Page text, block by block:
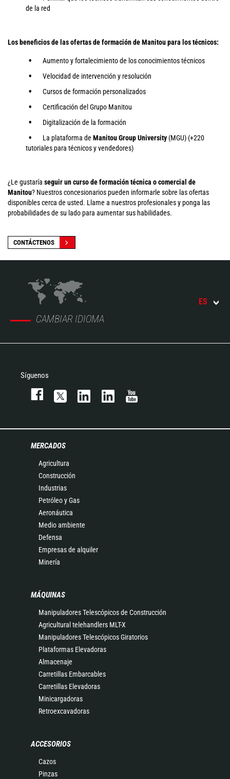
de la red
Los beneficios de las ofertas de formación de Manitou para los técnicos:
Aumento y fortalecimiento de los conocimientos técnicos
Velocidad de intervención y resolución
Cursos de formación personalizados
Certificación del Grupo Manitou
Digitalización de la formación
La plataforma de Manitou Group University (MGU) (+220
tutoriales para técnicos y vendedores)
¿Le gustaría seguir un curso de formación técnica o comercial de
Manitou? Nuestros concesionarios pueden informarle sobre las ofertas
disponibles cerca de usted. Llame a nuestros profesionales y ponga las
probabilidades de su lado para aumentar sus habilidades.
CONTÁCTENOS
CAMBIAR IDIOMA
ES
Síguenos
MERCADOS
Agricultura
Construcción
Industrias
Petróleo y Gas
Aeronáutica
Medio ambiente
Defensa
Empresas de alquiler
Minería
MÁQUINAS
Manipuladores Telescópicos de Construcción
Agricultural telehandlers MLT-X
Manipuladores Telescópicos Giratorios
Plataformas Elevadoras
Almacenaje
Carretillas Embarcables
Carretillas Elevadoras
Minicargadoras
Retroexcavadoras
ACCESORIOS
Cazos
Pinzas